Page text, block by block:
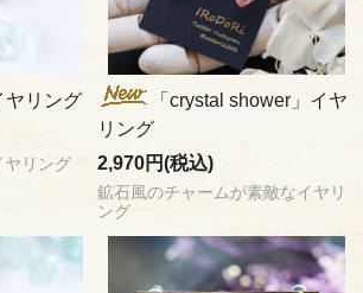
ヤリング
ヤリング
「crystal shower」イヤ
リング
2,970円(税込)
鉱石風のチャームが素敵なイヤリ
ング